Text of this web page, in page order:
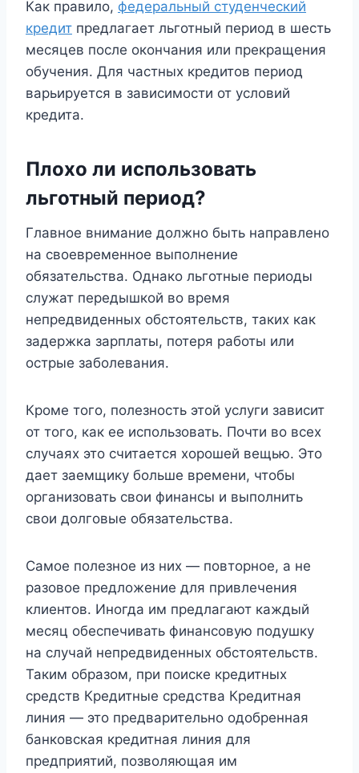
Как правило, федеральный студенческий
кредит предлагает льготный период в шесть
месяцев после окончания или прекращения
обучения. Для частных кредитов период
варьируется в зависимости от условий
кредита.
Плохо ли использовать
льготный период?
Главное внимание должно быть направлено
на своевременное выполнение
обязательства. Однако льготные периоды
служат передышкой во время
непредвиденных обстоятельств, таких как
задержка зарплаты, потеря работы или
острые заболевания.
Кроме того, полезность этой услуги зависит
от того, как ее использовать. Почти во всех
случаях это считается хорошей вещью. Это
дает заемщику больше времени, чтобы
организовать свои финансы и выполнить
свои долговые обязательства.
Самое полезное из них — повторное, а не
разовое предложение для привлечения
клиентов. Иногда им предлагают каждый
месяц обеспечивать финансовую подушку
на случай непредвиденных обстоятельств.
Таким образом, при поиске кредитных
средств Кредитные средства Кредитная
линия — это предварительно одобренная
банковская кредитная линия для
предприятий, позволяющая им